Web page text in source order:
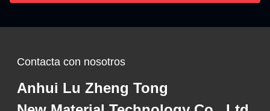
Contacta con nosotros
Anhui Lu Zheng Tong